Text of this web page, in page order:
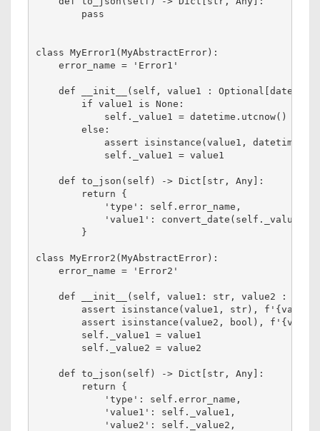
        pass
class MyError1(MyAbstractError):
    error_name = 'Error1'
def __init__(self, value1 :
        if value1 is None:
            self._value1 = datetime.utcnow()
        else:
assert isinstance(value1, datetime),
            self._value1 = value1
    def to_json(self) -> Dict[str, Any]:
        return {
            'type': self.error_name,
            'value1': convert_date(self._value1)
        }
class MyError2(MyAbstractError):
    error_name = 'Error2'
def __init__(self, value1: str, value2 :
assert isinstance(value1, str),
assert isinstance(value2, bool),
        self._value1 = value1
        self._value2 = value2
    def to_json(self) -> Dict[str, Any]:
        return {
            'type': self.error_name,
            'value1': self._value1,
            'value2': self._value2,